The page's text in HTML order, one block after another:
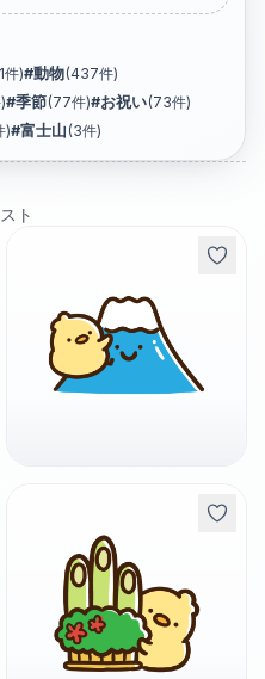
件)#動物(437件)
#季節(77件)#お祝い(73件)
)#富士山 (3件)
ト